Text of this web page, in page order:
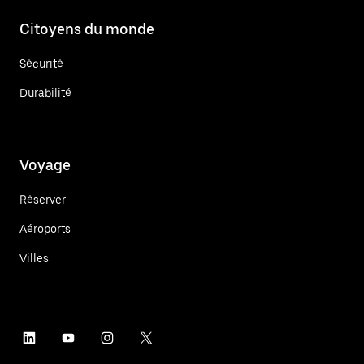
Citoyens du monde
Sécurité
Durabilité
Voyage
Réserver
Aéroports
Villes